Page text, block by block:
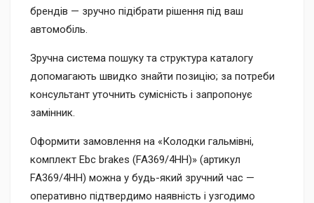
брендів — зручно підібрати рішення під ваш
автомобіль.
Зручна система пошуку та структура каталогу
допомагають швидко знайти позицію; за потреби
консультант уточнить сумісність і запропонує
замінник.
Оформити замовлення на «Колодки гальмівні,
комплект Ebc brakes (FA369/4HH)» (артикул
FA369/4HH) можна у будь-який зручний час —
оперативно підтвердимо наявність і узгодимо